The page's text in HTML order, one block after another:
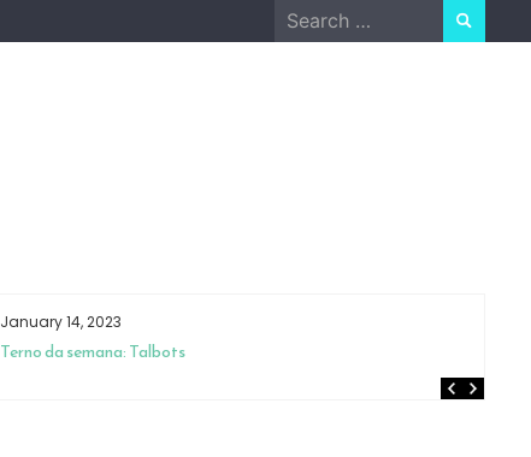
Search
for:
January 14, 2023
Terno da semana: Talbots